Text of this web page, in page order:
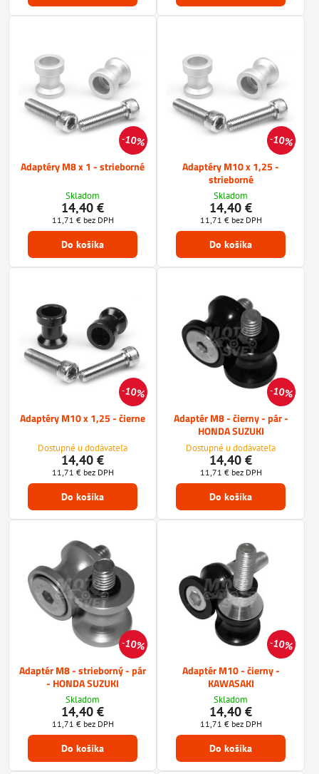
10%
Adaptéry M8 x 1 - strieborné
Skladom
14,40 €
11,71 € bez DPH
Do košíka
10%
Adaptéry M10 x 1,25 -
strieborné
Skladom
14,40 €
11,71 € bez DPH
Do košíka
10%
Adaptéry M10 x 1,25 - čierne
Dostupné u dodávateľa
14,40 €
11,71 € bez DPH
Do košíka
10%
Adaptér M8 - čierny - pár -
HONDA SUZUKI
Dostupné u dodávateľa
14,40 €
11,71 € bez DPH
Do košíka
10%
Adaptér M8 - strieborný - pár
- HONDA SUZUKI
Skladom
14,40 €
11,71 € bez DPH
Do košíka
10%
Adaptér M10 - čierny -
KAWASAKI
Skladom
14,40 €
11,71 € bez DPH
Do košíka